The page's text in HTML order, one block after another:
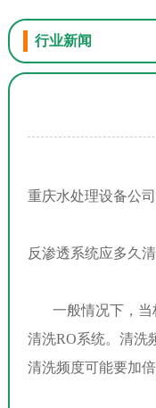
行业新闻
重庆水处理设备公
反渗透系统应多久清
一般情况下，当标
清洗RO系统。清洗
清洗频度可能要加